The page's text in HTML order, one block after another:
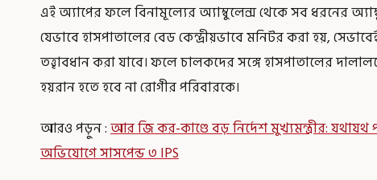
এই অ্যাপের ফলে বিনামূল্যের অ্যাম্বুলেন্স থেকে সব ধরনের
যেভাবে হাসপাতালের বেড কেন্দ্রীয়ভাবে মনিটর করা হয়,
তত্ত্বাবধান করা যাবে। ফলে চালকদের সঙ্গে হাসপাতালের
হয়রান হতে হবে না রোগীর পরিবারকে।
আরও পড়ুন :আর জি কর-কাণ্ডে বড় নির্দেশ মুখ্যমন্ত্রীর: যথাযথ
অভিযোগে সাসপেন্ড ৩ IPS